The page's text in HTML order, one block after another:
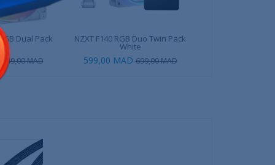
Dual Pack
349,00 MAD
NZXT F140 RGB Duo Twin Pack
White
599,00 MAD 699,00 MAD